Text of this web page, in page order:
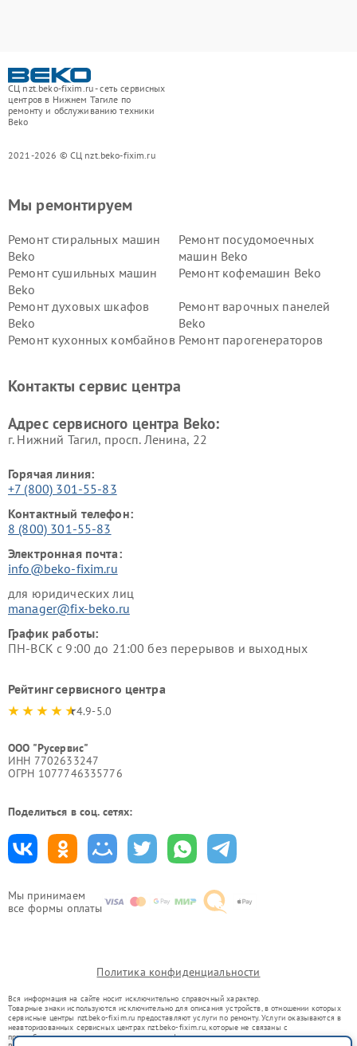
СЦ nzt.beko-fixim.ru - сеть сервисных
центров в Нижнем Тагиле по
ремонту и обслуживанию техники
Beko
2021-2026 © СЦ nzt.beko-fixim.ru
Мы принимаем
все формы оплаты
Мы ремонтируем
Ремонт стиральных машин
Beko
Ремонт посудомоечных
машин Beko
Ремонт сушильных машин
Beko
Ремонт кофемашин Beko
Ремонт духовых шкафов
Beko
Ремонт варочных панелей
Beko
Ремонт кухонных комбайнов Ремонт парогенераторов
Ремонт холодильников Beko Ремонт морозильных камер
Контакты сервис центра
Адрес сервисного центра Beko:
г. Нижний Тагил, просп. Ленина, 22
Горячая линия:
+7 (800) 301-55-83
Контактный телефон:
8 (800) 301-55-83
Электронная почта:
info@beko-fixim.ru
для юридических лиц
manager@fix-beko.ru
График работы:
ПН-ВСК с 9:00 до 21:00 без перерывов и выходных
Рейтинг сервисного центра
4.9-5.0
ООО "Русервис"
ИНН 7702633247
ОГРН 1077746335776
Поделиться в соц. сетях:
Политика конфиденциальности
Вся информация на сайте носит исключительно справочный характер.
Товарные знаки используются исключительно для описания устройств, в отношении которых
сервисные центры nzt.beko-fixim.ru предоставляют услуги по ремонту. Услуги оказываются в
неавторизованных сервисных центрах nzt.beko-fixim.ru, которые не связаны с
правообладателями товарных знаков или их официальными представителями.